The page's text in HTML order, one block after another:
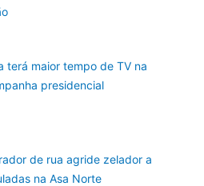
terá maior tempo de TV na
presidencial
de rua agride zelador a
na Asa Norte